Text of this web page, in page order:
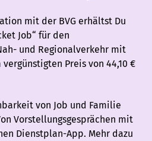
mit der BVG erhältst Du
Job“ für den
und Regionalverkehr mit
Preis von 44,10 €
von Job und Familie
Vorstellungsgesprächen mit
Dienstplan-App. Mehr dazu